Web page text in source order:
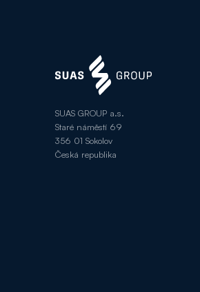
SUAS GROUP a.s.
Staré náměstí 69
356 01 Sokolov
Česká republika